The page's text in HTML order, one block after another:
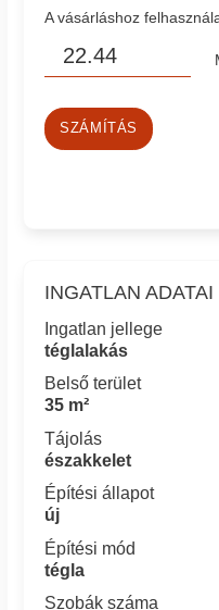
A vásárláshoz
SZÁMÍTÁS
INGATLAN ADATAI
Ingatlan jellege
téglalakás
Belső terület
35 m²
Tájolás
északkelet
Építési állapot
új
Építési mód
tégla
Szobák száma